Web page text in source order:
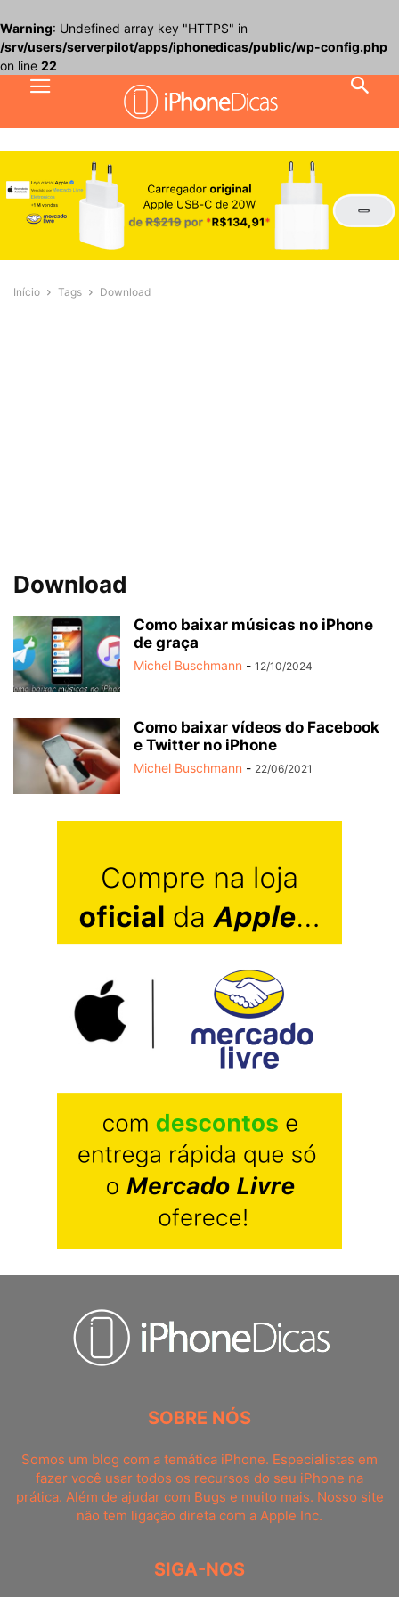
Warning: Undefined array key "HTTPS" in
/srv/users/serverpilot/apps/iphonedicas/public/wp-config.php
on line 22
Início Tags Download
Download
Como baixar músicas no iPhone
de graça
Michel Buschmann - 12/10/2024
Como baixar vídeos do Facebook
e Twitter no iPhone
Michel Buschmann - 22/06/2021
SOBRE NÓS
Somos um blog com a temática iPhone. Especialistas em
fazer você usar todos os recursos do seu iPhone na
prática. Além de ajudar com Bugs e muito mais. Nosso site
não tem ligação direta com a Apple Inc.
SIGA-NOS